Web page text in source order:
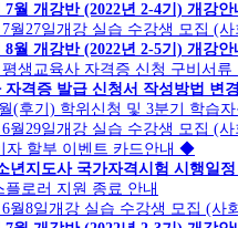
7월 개강반 (2022년 2-4기) 개강안
월27일개강 실습 수강생 모집 (
8월 개강반 (2022년 2-5기) 개강안
생교육사 자격증 신청 구비서류
자격증 발급 신청서 작성방법 변
(후기) 학위신청 및 3분기 학습
월29일개강 실습 수강생 모집 (
자 할부 이벤트 카드안내 ◆
년지도사 국가자격시험 시행일
로러 지원 종료 안내
월8일개강 실습 수강생 모집 (사